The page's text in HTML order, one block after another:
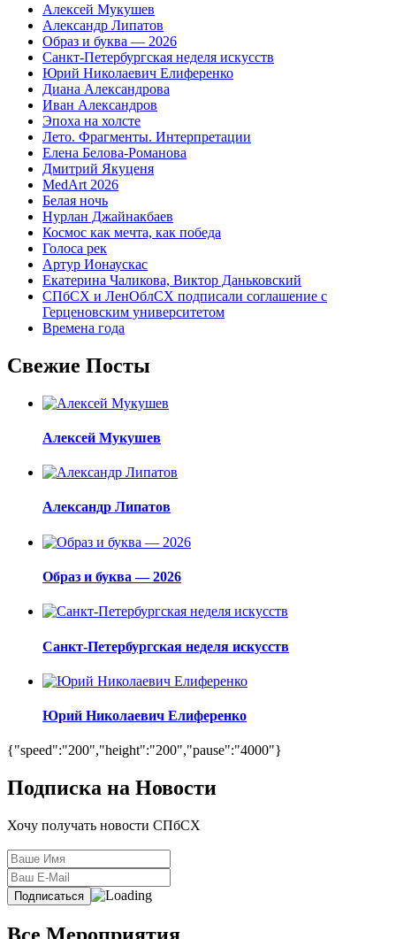
Алексей Мукушев
Александр Липатов
Образ и буква — 2026
Санкт-Петербургская неделя искусств
Юрий Николаевич Елиференко
Диана Александрова
Иван Александров
Эпоха на холсте
Лето. Фрагменты. Интерпретации
Елена Белова-Романова
Дмитрий Якуценя
MedArt 2026
Белая ночь
Нурлан Джайнакбаев
Космос как мечта, как победа
Голоса рек
Артур Ионаускас
Екатерина Чаликова, Виктор Даньковский
СПбСХ и ЛенОблСХ подписали соглашение с
Герценовским университетом
Времена года
Свежие Посты
Алексей Мукушев
Александр Липатов
Образ и буква — 2026
Санкт-Петербургская неделя искусств
Юрий Николаевич Елиференко
{"speed":"200","height":"200","pause":"4000"}
Подписка на Новости
Хочу получать новости СПбСХ